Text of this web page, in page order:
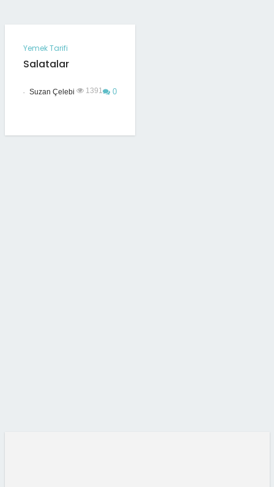
Yemek Tarifi
Salatalar
. Suzan Çelebi 0
1391